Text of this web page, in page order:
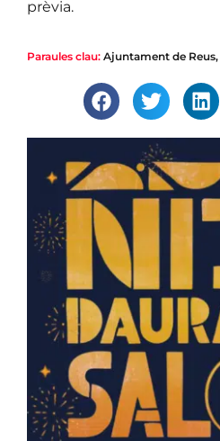
prèvia.
Paraules clau: Ajuntament de Reus,